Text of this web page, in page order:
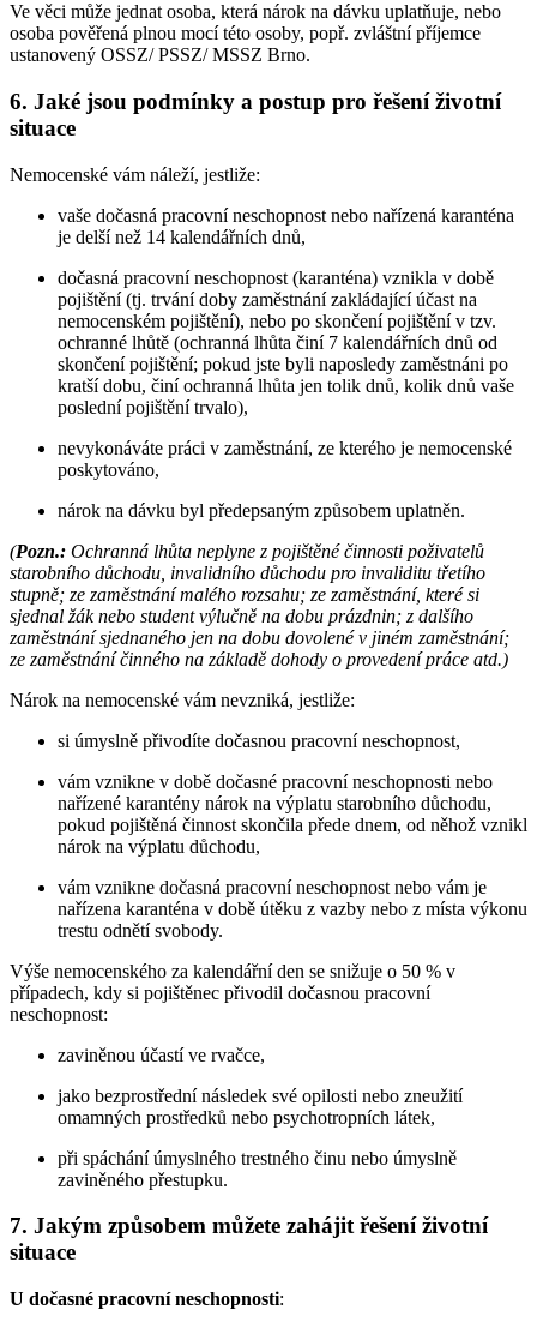
Ve věci může jednat osoba, která nárok na dávku uplatňuje, nebo
osoba pověřená plnou mocí této osoby, popř. zvláštní příjemce
ustanovený OSSZ/ PSSZ/ MSSZ Brno.
6. Jaké jsou podmínky a postup pro řešení životní
situace
Nemocenské vám náleží, jestliže:
vaše dočasná pracovní neschopnost nebo nařízená karanténa
je delší než 14 kalendářních dnů,
dočasná pracovní neschopnost (karanténa) vznikla v době
pojištění (tj. trvání doby zaměstnání zakládající účast na
nemocenském pojištění), nebo po skončení pojištění v tzv.
ochranné lhůtě (ochranná lhůta činí 7 kalendářních dnů od
skončení pojištění; pokud jste byli naposledy zaměstnáni po
kratší dobu, činí ochranná lhůta jen tolik dnů, kolik dnů vaše
poslední pojištění trvalo),
nevykonáváte práci v zaměstnání, ze kterého je nemocenské
poskytováno,
nárok na dávku byl předepsaným způsobem uplatněn.
(Pozn.: Ochranná lhůta neplyne z pojištěné činnosti poživatelů
starobního důchodu, invalidního důchodu pro invaliditu třetího
stupně; ze zaměstnání malého rozsahu; ze zaměstnání, které si
sjednal žák nebo student výlučně na dobu prázdnin; z dalšího
zaměstnání sjednaného jen na dobu dovolené v jiném zaměstnání;
ze zaměstnání činného na základě dohody o provedení práce atd.)
Nárok na nemocenské vám nevzniká, jestliže:
si úmyslně přivodíte dočasnou pracovní neschopnost,
vám vznikne v době dočasné pracovní neschopnosti nebo
nařízené karantény nárok na výplatu starobního důchodu,
pokud pojištěná činnost skončila přede dnem, od něhož vznikl
nárok na výplatu důchodu,
vám vznikne dočasná pracovní neschopnost nebo vám je
nařízena karanténa v době útěku z vazby nebo z místa výkonu
trestu odnětí svobody.
Výše nemocenského za kalendářní den se snižuje o 50 % v
případech, kdy si pojištěnec přivodil dočasnou pracovní
neschopnost:
zaviněnou účastí ve rvačce,
jako bezprostřední následek své opilosti nebo zneužití
omamných prostředků nebo psychotropních látek,
při spáchání úmyslného trestného činu nebo úmyslně
zaviněného přestupku.
7. Jakým způsobem můžete zahájit řešení životní
situace
U dočasné pracovní neschopnosti: